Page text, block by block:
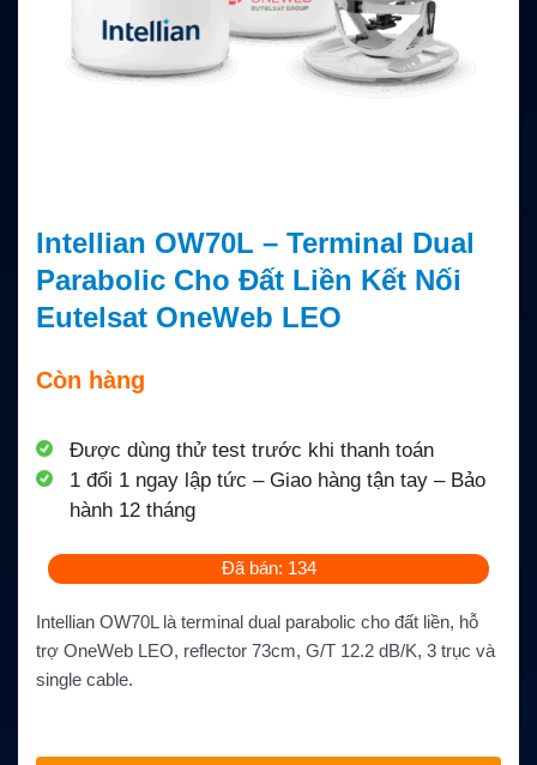
Intellian OW70L – Terminal Dual
Parabolic Cho Đất Liền Kết Nối
Eutelsat OneWeb LEO
Còn hàng
Được dùng thử test trước khi thanh toán
1 đổi 1 ngay lập tức – Giao hàng tận tay – Bảo
hành 12 tháng
Đã bán: 134
Intellian OW70L là terminal dual parabolic cho đất liền, hỗ
trợ OneWeb LEO, reflector 73cm, G/T 12.2 dB/K, 3 trục và
single cable.